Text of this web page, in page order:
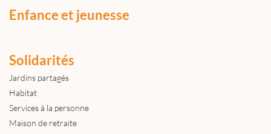
Enfance et jeunesse
Solidarités
Jardins partagés
Habitat
Services à la personne
Maison de retraite